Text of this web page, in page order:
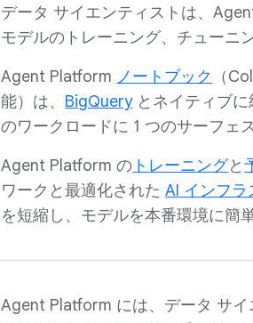
データ サイエンティストは、
モデルのトレーニング、チューニ
Agent Platform ノートブック
（
能）は、 BigQueryとネイティブに
のワークロードに 1 つのサーフェ
Agent Platform の ト レーニングと
ワークと最適化されたAI インフラ
を短縮し、モデルを本番環境に簡
Agent Platform には、データ サイ